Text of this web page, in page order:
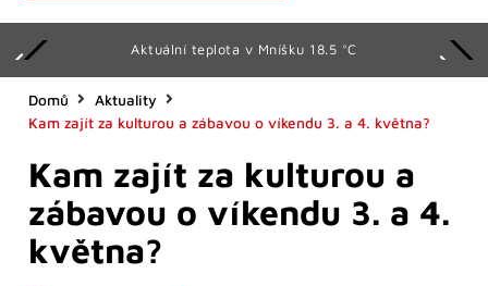
Aktuální teplota v Mníšku 18.5 °C
Domů
Aktuality
Kam zajít za kulturou a zábavou o víkendu 3. a 4. května?
Kam zajít za kulturou a
zábavou o víkendu 3. a 4.
května?